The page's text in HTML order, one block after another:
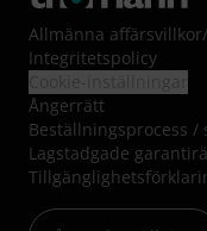
Allmänna affärsvillkor/
Integritetspolicy
Ångerrätt
Beställningsprocess
Lagstadgade